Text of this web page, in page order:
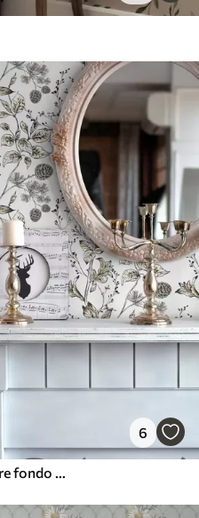
6
Ramas con hojas amarillas sobre fondo blanco